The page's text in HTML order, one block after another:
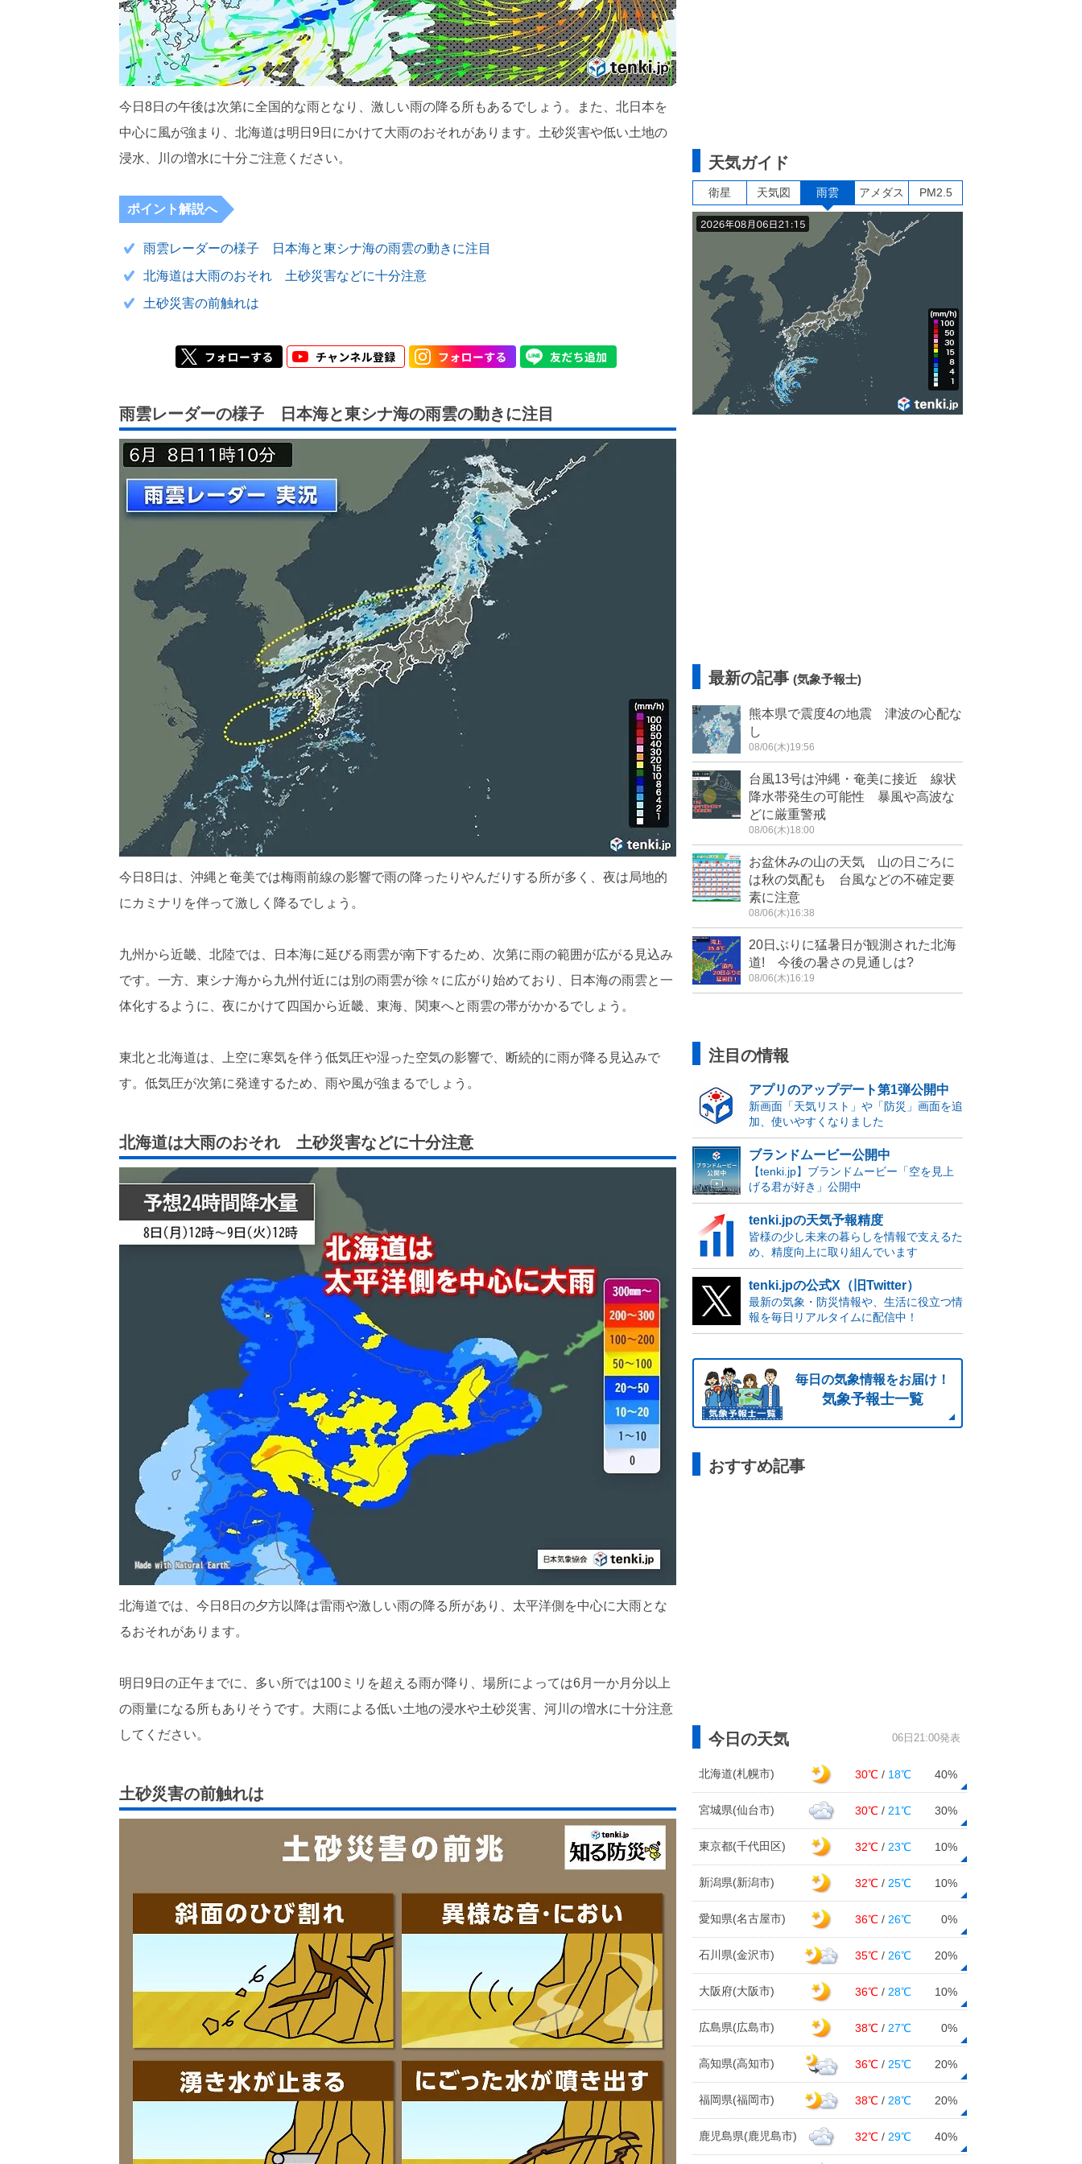
今日8日の午後は次第に全国的な雨となり、激しい雨の降る所もあるでしょう。また、北日本を
中心に風が強まり、北海道は明日9日にかけて大雨のおそれがあります。土砂災害や低い土地の
浸水、川の増水に十分ご注意ください。
ポイント解説へ
雨雲レーダーの様子 日本海と東シナ海の雨雲の動きに注目
北海道は大雨のおそれ 土砂災害などに十分注意
土砂災害の前触れは
雨雲レーダーの様子 日本海と東シナ海の雨雲の動きに注目
今日8日は、沖縄と奄美では梅雨前線の影響で雨の降ったりやんだりする所が多く、夜は局地的
にカミナリを伴って激しく降るでしょう。
九州から近畿、北陸では、日本海に延びる雨雲が南下するため、次第に雨の範囲が広がる見込み
です。一方、東シナ海から九州付近には別の雨雲が徐々に広がり始めており、日本海の雨雲と一
体化するように、夜にかけて四国から近畿、東海、関東へと雨雲の帯がかかるでしょう。
東北と北海道は、上空に寒気を伴う低気圧や湿った空気の影響で、断続的に雨が降る見込みで
す。低気圧が次第に発達するため、雨や風が強まるでしょう。
北海道は大雨のおそれ 土砂災害などに十分注意
北海道では、今日8日の夕方以降は雷雨や激しい雨の降る所があり、太平洋側を中心に大雨とな
るおそれがあります。
明日9日の正午までに、多い所では100ミリを超える雨が降り、場所によっては6月一か月分以上
の雨量になる所もありそうです。大雨による低い土地の浸水や土砂災害、河川の増水に十分注意
してください。
土砂災害の前触れは
天気ガイド
衛星 天気図 雨雲 アメダス PM2.5
最新の記事 (気象予報士)
熊本県で震度4の地震 津波の心配な
し
08/06(木)19:56
台風13号は沖縄・奄美に接近 線状
降水帯発生の可能性 暴風や高波な
どに厳重警戒
08/06(木)18:00
お盆休みの山の天気 山の日ごろに
は秋の気配も 台風などの不確定要
素に注意
08/06(木)16:38
20日ぶりに猛暑日が観測された北海
道! 今後の暑さの見通しは?
08/06(木)16:19
注目の情報
アプリのアップデート第1弾公開中
新画面「天気リスト」や「防災」画面を追
加、使いやすくなりました
ブランドムービー公開中
【tenki.jp】ブランドムービー「空を見上
げる君が好き」公開中
tenki.jpの天気予報精度
皆様の少し未来の暮らしを情報で支えるた
め、精度向上に取り組んでいます
tenki.jpの公式X（旧Twitter）
最新の気象・防災情報や、生活に役立つ情
報を毎日リアルタイムに配信中！
毎日の気象情報をお届け！
気象予報士一覧
おすすめ記事
今日の天気 06日21:00発表
北海道(札幌市) 30℃ / 18℃ 40%
宮城県(仙台市) 30℃ / 21℃ 30%
東京都(千代田区) 32℃ / 23℃ 10%
新潟県(新潟市) 32℃ / 25℃ 10%
愛知県(名古屋市) 36℃ / 26℃ 0%
石川県(金沢市) 35℃ / 26℃ 20%
大阪府(大阪市) 36℃ / 28℃ 10%
広島県(広島市) 38℃ / 27℃ 0%
高知県(高知市) 36℃ / 25℃ 20%
福岡県(福岡市) 38℃ / 28℃ 20%
鹿児島県(鹿児島市) 32℃ / 29℃ 40%